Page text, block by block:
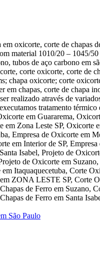
oxicorte, corte de chapas
material 1010/20 – 1045/
tubos de aço carbono em
corte oxicorte, corte de
chapa oxicorte; corte
chapas, corte de chapa
realizado através de
tratamento térmico
em Guararema,
Zona Leste SP, Oxicorte
Empresa de Oxicorte em
em Interior de SP,
Isabel, Projeto de
de Oxicorte em
Itaquaquecetuba, Corte
ZONA LESTE SP, Corte
de Ferro em Suzano,
de Ferro em Santa